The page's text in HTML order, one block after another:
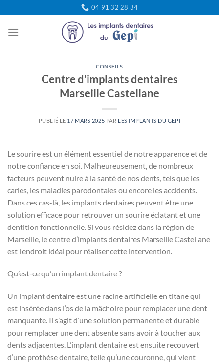
contenu
04 91 32 28 34
CONSEILS
Centre d’implants dentaires
Marseille Castellane
PUBLIÉ LE 17 MARS 2025 PAR LES IMPLANTS DU GEPI
Le sourire est un élément essentiel de notre apparence et de
notre confiance en soi. Malheureusement, de nombreux
facteurs peuvent nuire à la santé de nos dents, tels que les
caries, les maladies parodontales ou encore les accidents.
Dans ces cas-là, les implants dentaires peuvent être une
solution efficace pour retrouver un sourire éclatant et une
dentition fonctionnelle. Si vous résidez dans la région de
Marseille, le centre d’implants dentaires Marseille Castellane
est l’endroit idéal pour réaliser cette intervention.
Qu’est-ce qu’un implant dentaire ?
Un implant dentaire est une racine artificielle en titane qui
est insérée dans l’os de la mâchoire pour remplacer une dent
manquante. Il s’agit d’une solution permanente et durable
pour remplacer une dent absente sans avoir à toucher aux
dents adjacentes. L’implant dentaire est ensuite recouvert
d’une prothèse dentaire, telle qu’une couronne, qui vient